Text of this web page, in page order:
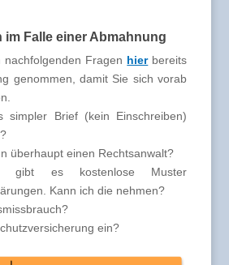
im Falle einer Abmahnung
Fragen hierbereits
genommen, damit Sie sich vorab
simpler Brief (kein Einschreiben)
überhaupt einen Rechtsanwalt?
es kostenlose Muster
Kann ich die nehmen?
ein?